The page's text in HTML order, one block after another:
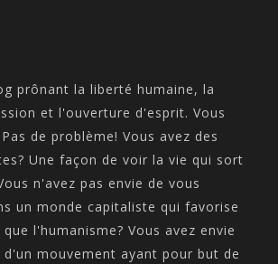
prônant la liberté humaine, la
et l'ouverture d'esprit. Vous
de problème! Vous avez des
Une façon de voir la vie qui sort
n'avez pas envie de vous
un monde capitaliste qui favorise
l'humanisme? Vous avez envie
mouvement ayant pour but de